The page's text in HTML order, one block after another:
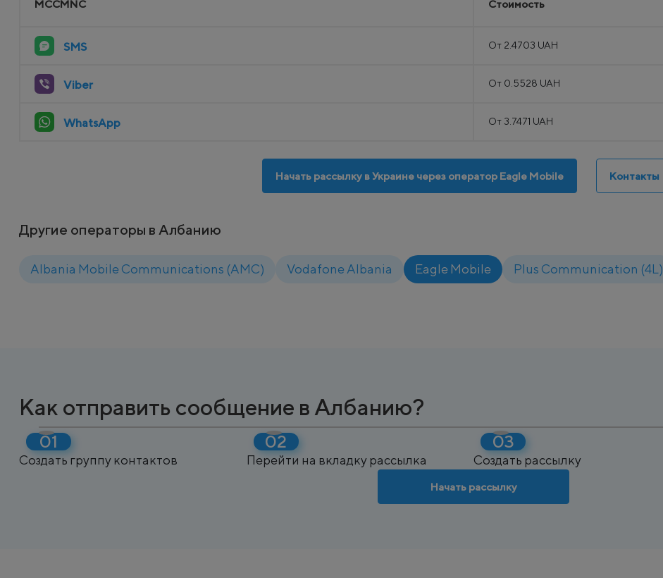
MCCMNC Стоимость
SMS От 2.4703 UAH
Viber От 0.5528 UAH
WhatsApp От 3.7471 UAH
Начать рассылку в Украине через оператор Eagle Mobile Контакты
Другие операторы в Албанию
Albania Mobile Communications (AMC) Vodafone Albania Eagle Mobile Plus Communication (4L)
Как отправить сообщение в Албанию?
Создать группу контактов Перейти на вкладку рассылка Создать рассылку
Начать рассылку